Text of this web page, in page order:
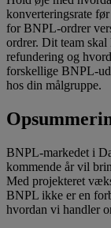
konverteringsrate
for BNPL-ordrer
ordrer. Dit team
refundering og
forskellige BNPL-
hos din målgruppe.
BNPL-markedet i
kommende år vil
Med projekteret
BNPL ikke er en
hvordan vi handler